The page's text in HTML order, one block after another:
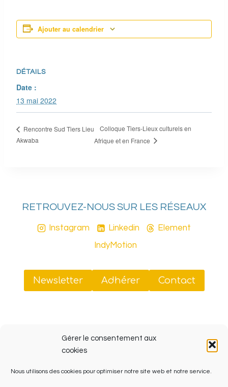
Gérer le consentement aux
cookies
Nous utilisons des cookies pour optimiser notre site web et notre service.
Ajouter au calendrier
DÉTAILS
Date :
13 mai 2022
Rencontre Sud Tiers Lieu
Akwaba
Colloque Tiers-Lieux culturels en
Afrique et en France
RETROUVEZ-NOUS SUR LES RÉSEAUX
Instagram Linkedin
Element
IndyMotion
Newsletter Adhérer Contact
Sud Tiers-Lieux
41 rue Jobin, 13003 Marseille (ZINC, Friche La Belle